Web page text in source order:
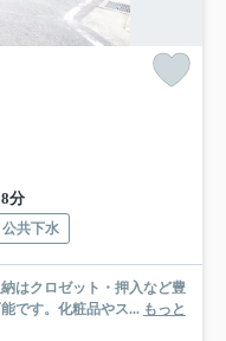
分
公共下水
はクロゼット・押入など豊
です。化粧品やス... もっと